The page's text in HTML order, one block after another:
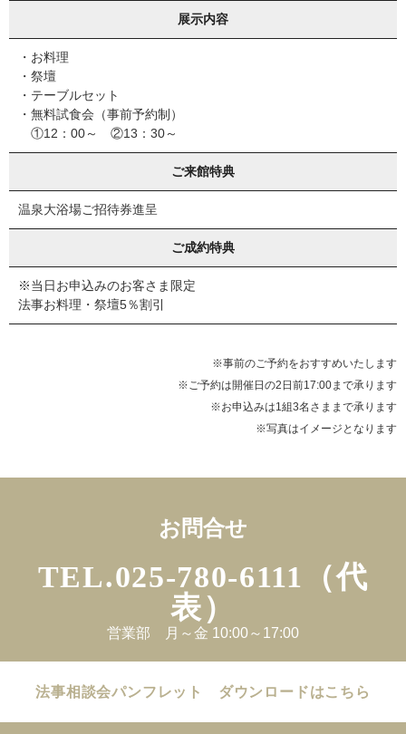
展示内容
・お料理
・祭壇
・テーブルセット
・無料試食会（事前予約制）
①12：00～ ②13：30～
ご来館特典
温泉大浴場ご招待券進呈
ご成約特典
※当日お申込みのお客さま限定
法事お料理・祭壇5％割引
※事前のご予約をおすすめいたします
※ご予約は開催日の2日前17:00まで承ります
※お申込みは1組3名さままで承ります
※写真はイメージとなります
お問合せ
TEL.025-780-6111（代
表）
営業部 月～金 10:00～17:00
法事相談会パンフレット ダウンロードはこちら